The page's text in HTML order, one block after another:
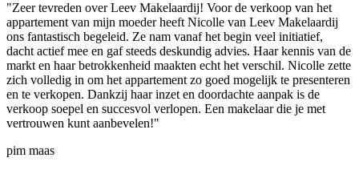
"Zeer tevreden over Leev Makelaardij! Voor de verkoop van het
appartement van mijn moeder heeft Nicolle van Leev Makelaardij
ons fantastisch begeleid. Ze nam vanaf het begin veel initiatief,
dacht actief mee en gaf steeds deskundig advies. Haar kennis van de
markt en haar betrokkenheid maakten echt het verschil. Nicolle zette
zich volledig in om het appartement zo goed mogelijk te presenteren
en te verkopen. Dankzij haar inzet en doordachte aanpak is de
verkoop soepel en succesvol verlopen. Een makelaar die je met
vertrouwen kunt aanbevelen!"
pim maas